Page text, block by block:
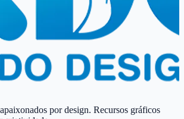
por design. Recursos gráficos